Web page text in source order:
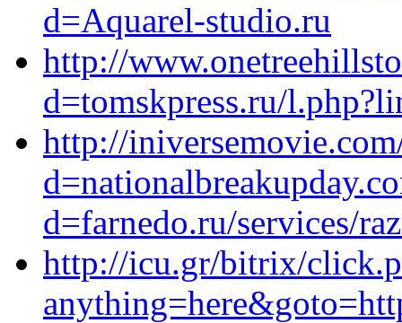
d=Aquarel-studio.ru
http://
d=tomskpress.ru/
http://
d=farnedo.ru/services/
http://icu.gr/bitrix/